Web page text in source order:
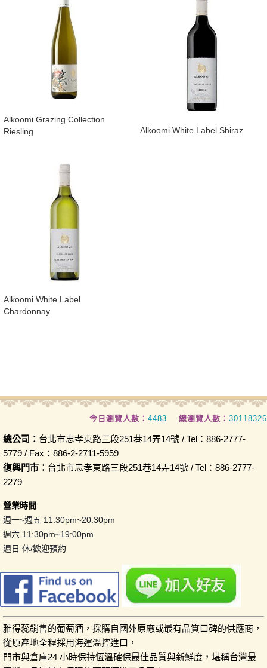
​Alkoomi Grazing Collection
Riesling
​Alkoomi White Label Shiraz
Alkoomi White Label
Chardonnay
今日瀏覽人數： 4483 總瀏覽人數： 30118326
總公司： 台北市忠孝東路三段251巷14弄14號 / Tel：886-2777-
5779 / Fax：886-2-2711-5959
復興門市： 台北市忠孝東路三段251巷14弄14號 / Tel：886-2777-
2279
營業時間
週一~週五 11:30pm~20:30pm
週六 11:30pm~19:00pm
週日 休/歡迎預約
雅得蕊銷售的葡萄酒，採購自國外原廠或最有品質口碑的供應商，
從原產地全程採用海運溫控進口，
門市與倉庫24 小時保持恆溫確保最佳品質與新鮮度，堪稱台灣最